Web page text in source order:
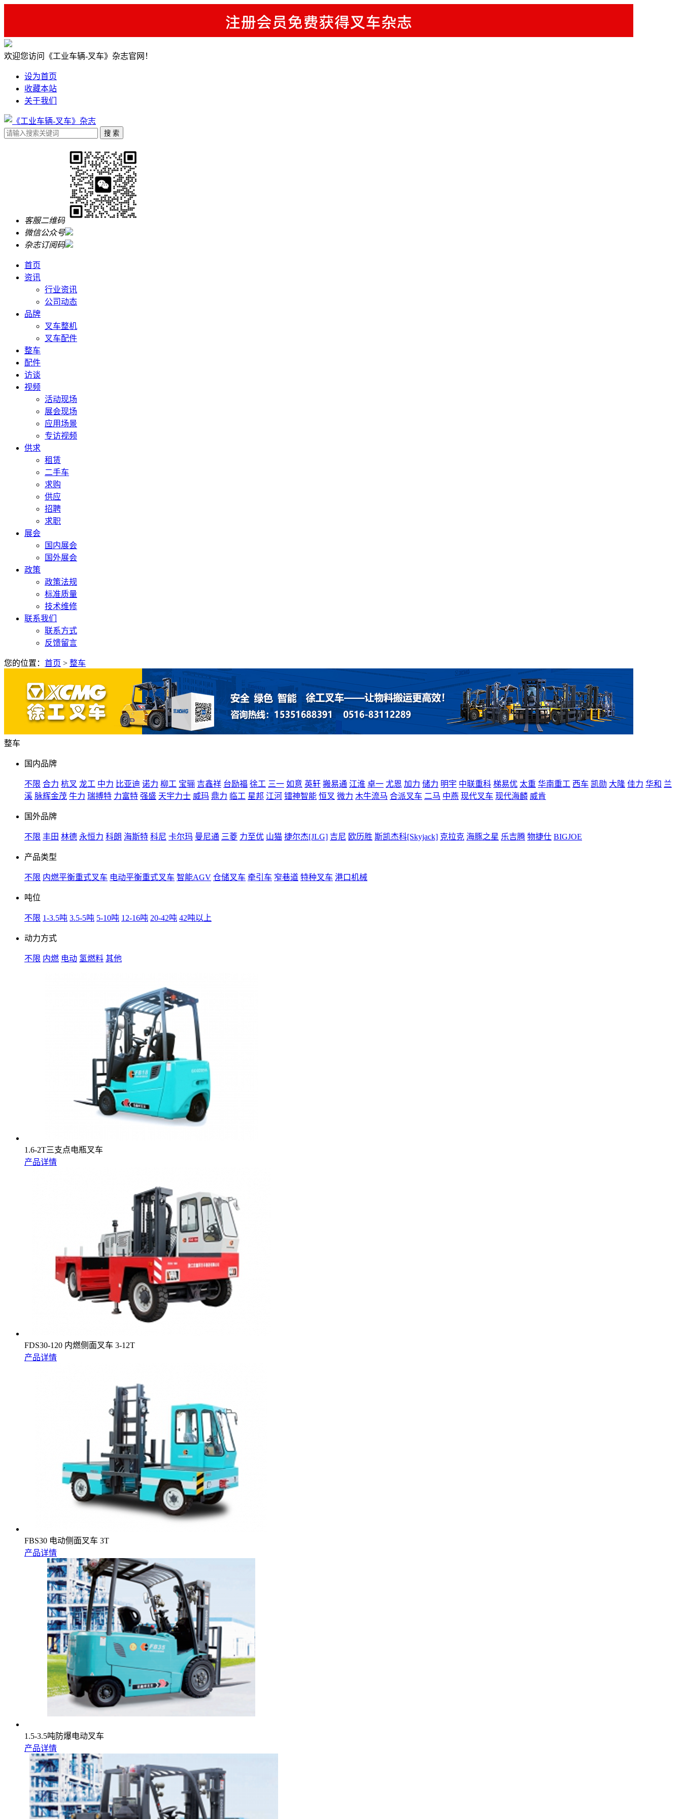
欢迎您访问《工业车辆-叉车》杂志官网！
设为首页
收藏本站
关于我们
客服二维码
微信公众号
杂志订阅码
首页
资讯
行业资讯
公司动态
品牌
叉车整机
叉车配件
整车
配件
访谈
视频
活动现场
展会现场
应用场景
专访视频
供求
租赁
二手车
求购
供应
招聘
求职
展会
国内展会
国外展会
政策
政策法规
标准质量
技术维修
联系我们
联系方式
反馈留言
您的位置： 首页 > 整车
整车
国内品牌
不限 合力 杭叉 龙工 中力 比亚迪 诺力 柳工 宝骊 吉鑫祥 台励福 徐工 三一 如意 英轩 搬易通 江淮 卓一 尤恩 加力 储力 明宇 中联重科 梯易优 太重 华南重工 西车 凯勋 大隆 佳力 华和 兰
溪 脉辉金茂 牛力 瑞搏特 力富特 强盛 天宇力士 威玛 鼎力 临工 星邦 江河 镭神智能 恒叉 微力 木牛流马 合派叉车 二马 中燕 现代叉车 现代海麟 威肯
国外品牌
不限 丰田 林德 永恒力 科朗 海斯特 科尼 卡尔玛 曼尼通 三菱 力至优 山猫 捷尔杰[JLG] 吉尼 欧历胜 斯凯杰科[Skyjack] 克拉克 海豚之星 乐吉腾 物捷仕 BIGJOE
产品类型
不限 内燃平衡重式叉车 电动平衡重式叉车 智能AGV 仓储叉车 牵引车 窄巷道 特种叉车 港口机械
吨位
不限 1-3.5吨 3.5-5吨 5-10吨 12-16吨 20-42吨 42吨以上
动力方式
不限 内燃 电动 氢燃料 其他
1.6-2T三支点电瓶叉车
产品详情
FDS30-120 内燃侧面叉车 3-12T
产品详情
FBS30 电动侧面叉车 3T
产品详情
1.5-3.5吨防爆电动叉车
产品详情